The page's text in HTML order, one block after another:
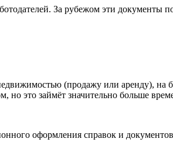
За рубежом эти документы
(продажу или аренду), на
но это займёт значительно больше
оформления справок и